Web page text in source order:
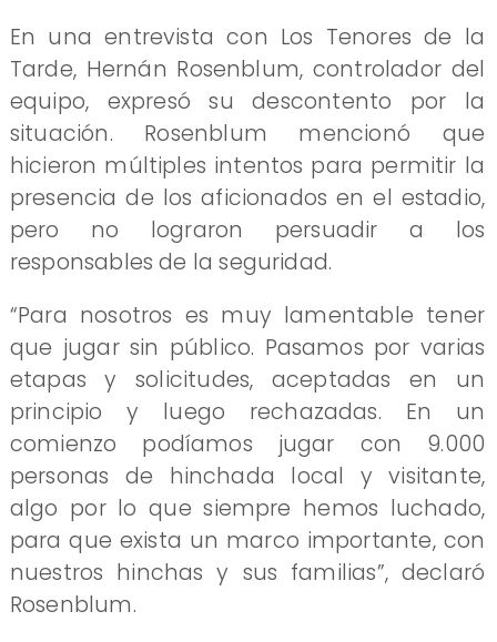
En una entrevista con Los Tenores de la
Tarde, Hernán Rosenblum, controlador del
equipo, expresó su descontento por la
situación. Rosenblum mencionó que
hicieron múltiples intentos para permitir la
presencia de los aficionados en el estadio,
pero no lograron persuadir a los
responsables de la seguridad.
“Para nosotros es muy lamentable tener
que jugar sin público. Pasamos por varias
etapas y solicitudes, aceptadas en un
principio y luego rechazadas. En un
comienzo podíamos jugar con 9.000
personas de hinchada local y visitante,
algo por lo que siempre hemos luchado,
para que exista un marco importante, con
nuestros hinchas y sus familias”, declaró
Rosenblum.